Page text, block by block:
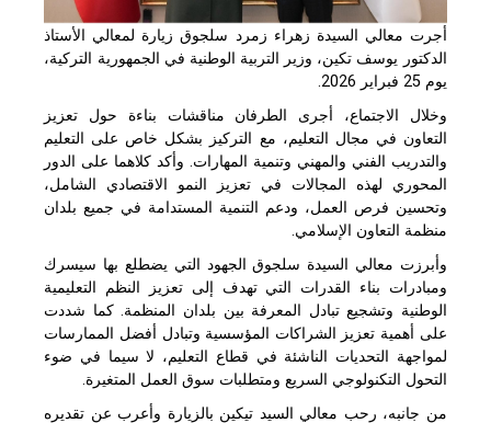
أجرت معالي السيدة زهراء زمرد سلجوق زيارة لمعالي الأستاذ
الدكتور يوسف تكين، وزير التربية الوطنية في الجمهورية التركية،
يوم 25 فبراير 2026.
وخلال الاجتماع، أجرى الطرفان مناقشات بناءة حول تعزيز
التعاون في مجال التعليم، مع التركيز بشكل خاص على التعليم
والتدريب الفني والمهني وتنمية المهارات. وأكد كلاهما على الدور
المحوري لهذه المجالات في تعزيز النمو الاقتصادي الشامل،
وتحسين فرص العمل، ودعم التنمية المستدامة في جميع بلدان
منظمة التعاون الإسلامي.
وأبرزت معالي السيدة سلجوق الجهود التي يضطلع بها سيسرك
ومبادرات بناء القدرات التي تهدف إلى تعزيز النظم التعليمية
الوطنية وتشجيع تبادل المعرفة بين بلدان المنظمة. كما شددت
على أهمية تعزيز الشراكات المؤسسية وتبادل أفضل الممارسات
لمواجهة التحديات الناشئة في قطاع التعليم، لا سيما في ضوء
التحول التكنولوجي السريع ومتطلبات سوق العمل المتغيرة.
من جانبه، رحب معالي السيد تيكين بالزيارة وأعرب عن تقديره